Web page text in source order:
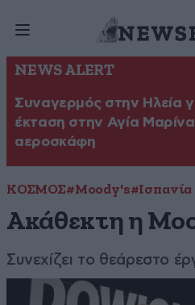
NEWS ALERT
Συναγερμός στην Ηλεία
έκταση στην Αγία
αεροσκάφη
ΚΟΣΜΟΣ#Moody's#Ισπανία
Ακάθεκτη η
Συνεχίζει το θεάρεστο